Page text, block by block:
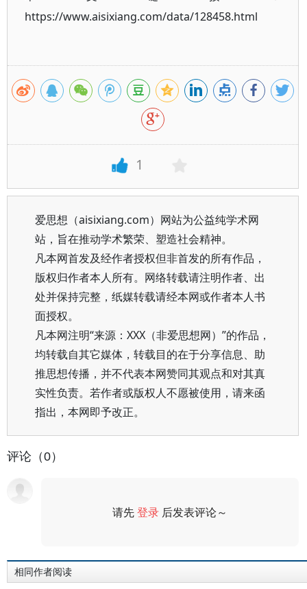
https://www.aisixiang.com/data/128458.html
1
爱思想（aisixiang.com）网站为公益纯学术网
站，旨在推动学术繁荣、塑造社会精神。
凡本网首发及经作者授权但非首发的所有作品，
版权归作者本人所有。网络转载请注明作者、出
处并保持完整，纸媒转载请经本网或作者本人书
面授权。
凡本网注明“来源：XXX（非爱思想网）”的作品，
均转载自其它媒体，转载目的在于分享信息、助
推思想传播，并不代表本网赞同其观点和对其真
实性负责。若作者或版权人不愿被使用，请来函
指出，本网即予改正。
评论（0）
请先登录 后发表评论～
相同作者阅读